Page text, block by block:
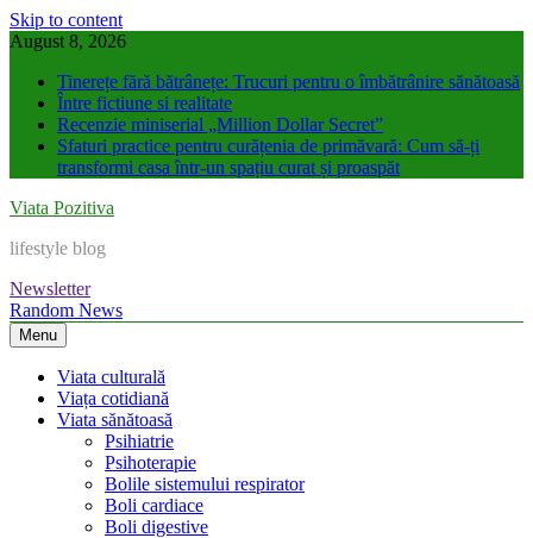
Skip to content
August 8, 2026
Tinerețe fără bătrânețe: Trucuri pentru o îmbătrânire sănătoasă
Între fictiune si realitate
Recenzie miniserial „Million Dollar Secret”
Sfaturi practice pentru curățenia de primăvară: Cum să-ți
transformi casa într-un spațiu curat și proaspăt
Viata Pozitiva
lifestyle blog
Newsletter
Random News
Menu
Viata culturală
Viața cotidiană
Viata sănătoasă
Psihiatrie
Psihoterapie
Bolile sistemului respirator
Boli cardiace
Boli digestive